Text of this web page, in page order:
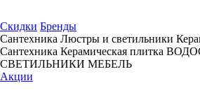
Скидки Бренды
Сантехника Люстры и светильники
Сантехника Керамическая плитка
СВЕТИЛЬНИКИ МЕБЕЛЬ
Акции